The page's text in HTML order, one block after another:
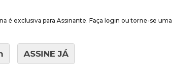
é exclusiva para Assinante. Faça login ou torne-se uma
ASSINE JÁ